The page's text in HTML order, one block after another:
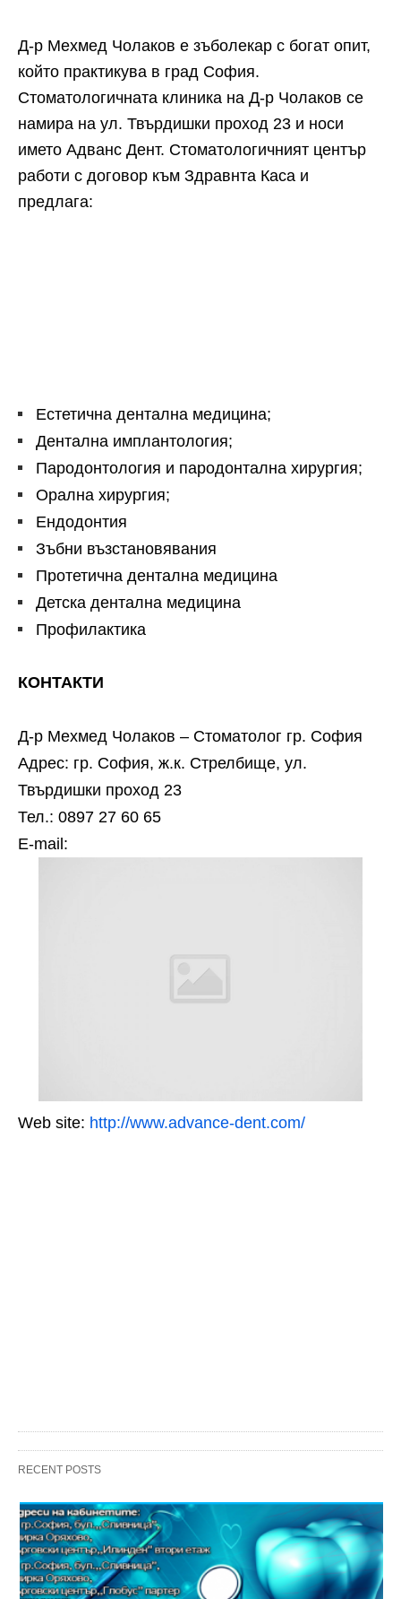
Д-р Мехмед Чолаков е зъболекар с богат опит,
който практикува в град София.
Стоматологичната клиника на Д-р Чолаков се
намира на ул. Твърдишки проход 23 и носи
името Адванс Дент. Стоматологичният център
работи с договор към Здравнта Каса и
предлага:
Естетична дентална медицина;
Дентална имплантология;
Пародонтология и пародонтална хирургия;
Орална хирургия;
Ендодонтия
Зъбни възстановявания
Протетична дентална медицина
Детска дентална медицина
Профилактика
КОНТАКТИ
Д-р Мехмед Чолаков – Стоматолог гр. София
Адрес: гр. София, ж.к. Стрелбище, ул.
Твърдишки проход 23
Тел.: 0897 27 60 65
Е-mail:
Web site: http://www.advance-dent.com/
RECENT POSTS